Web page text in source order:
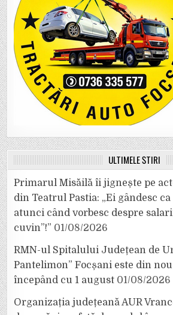
ULTIMELE ȘTIRI
Primarul Misăilă îi jignește pe
din Teatrul Pastia: „Ei gândesc
atunci când vorbesc despre
cuvin”!” 01/08/2026
RMN-ul Spitalului Județean de
Pantelimon” Focșani este din
începând cu 1 august 01/08/2026
Organizația județeană AUR